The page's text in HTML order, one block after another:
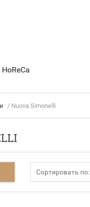
/ Nuova Simonelli
Сортировать по: